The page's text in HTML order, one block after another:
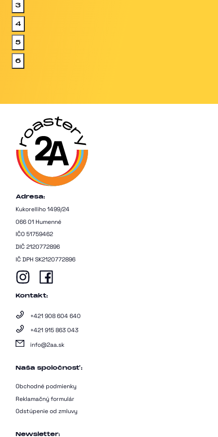
3
4
5
6
Adresa:
Kukorelliho 1499/24
066 01 Humenné
IČO 51759462
DIČ 2120772896
IČ DPH SK2120772896
Kontakt:
+421 908 604 640
+421 915 863 043
info@2aa.sk
Naša spoločnosť:
Obchodné podmienky
Reklamačný formulár
Odstúpenie od zmluvy
Newsletter: